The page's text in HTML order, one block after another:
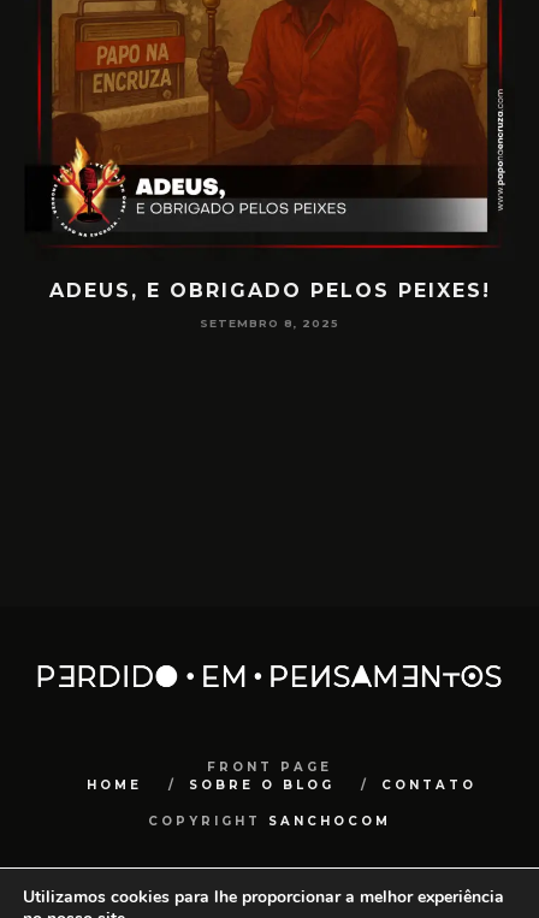
ADEUS, E OBRIGADO PELOS PEIXES!
SETEMBRO 8, 2025
FRONT PAGE
HOME
SOBRE O BLOG CONTATO
COPYRIGHT SANCHOCOM
Utilizamos cookies para lhe proporcionar a melhor experiência